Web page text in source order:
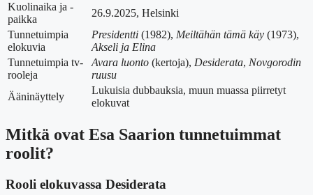
Kuolinaika ja -
paikka
26.9.2025, Helsinki
Tunnetuimpia
elokuvia
Presidentti (1982), Meiltähän tämä käy (1973),
Akseli ja Elina
Tunnetuimpia tv-
rooleja
Avara luonto (kertoja), Desiderata, Novgorodin
ruusu
Ääninäyttely
Lukuisia dubbauksia, muun muassa piirretyt
elokuvat
Mitkä ovat Esa Saarion tunnetuimmat
roolit?
Rooli elokuvassa Desiderata